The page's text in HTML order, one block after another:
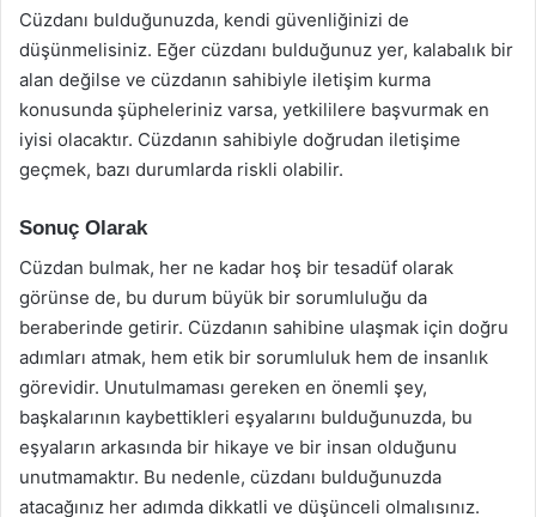
Cüzdanı bulduğunuzda, kendi güvenliğinizi de
düşünmelisiniz. Eğer cüzdanı bulduğunuz yer, kalabalık bir
alan değilse ve cüzdanın sahibiyle iletişim kurma
konusunda şüpheleriniz varsa, yetkililere başvurmak en
iyisi olacaktır. Cüzdanın sahibiyle doğrudan iletişime
geçmek, bazı durumlarda riskli olabilir.
Sonuç Olarak
Cüzdan bulmak, her ne kadar hoş bir tesadüf olarak
görünse de, bu durum büyük bir sorumluluğu da
beraberinde getirir. Cüzdanın sahibine ulaşmak için doğru
adımları atmak, hem etik bir sorumluluk hem de insanlık
görevidir. Unutulmaması gereken en önemli şey,
başkalarının kaybettikleri eşyalarını bulduğunuzda, bu
eşyaların arkasında bir hikaye ve bir insan olduğunu
unutmamaktır. Bu nedenle, cüzdanı bulduğunuzda
atacağınız her adımda dikkatli ve düşünceli olmalısınız.